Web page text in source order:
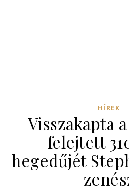
HÍREK
Visszakapta
felejtett
hegedűjét